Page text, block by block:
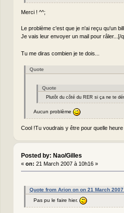
Merci ! ^^;
Le problème c'est que je n'ai reçu qu'un
Je vais leur envoyer un mail pour râler...[/
Tu me diras combien je te dois...
Quote
Quote
Plutôt du côté du RER si ça ne te
Aucun problème
Cool !Tu voudrais y être pour quelle heure
Posted by: Nao/Gilles
« on: 21 March 2007 à 10h16 »
Quote from Arion on on 21 March
Pas pu le faire hier.